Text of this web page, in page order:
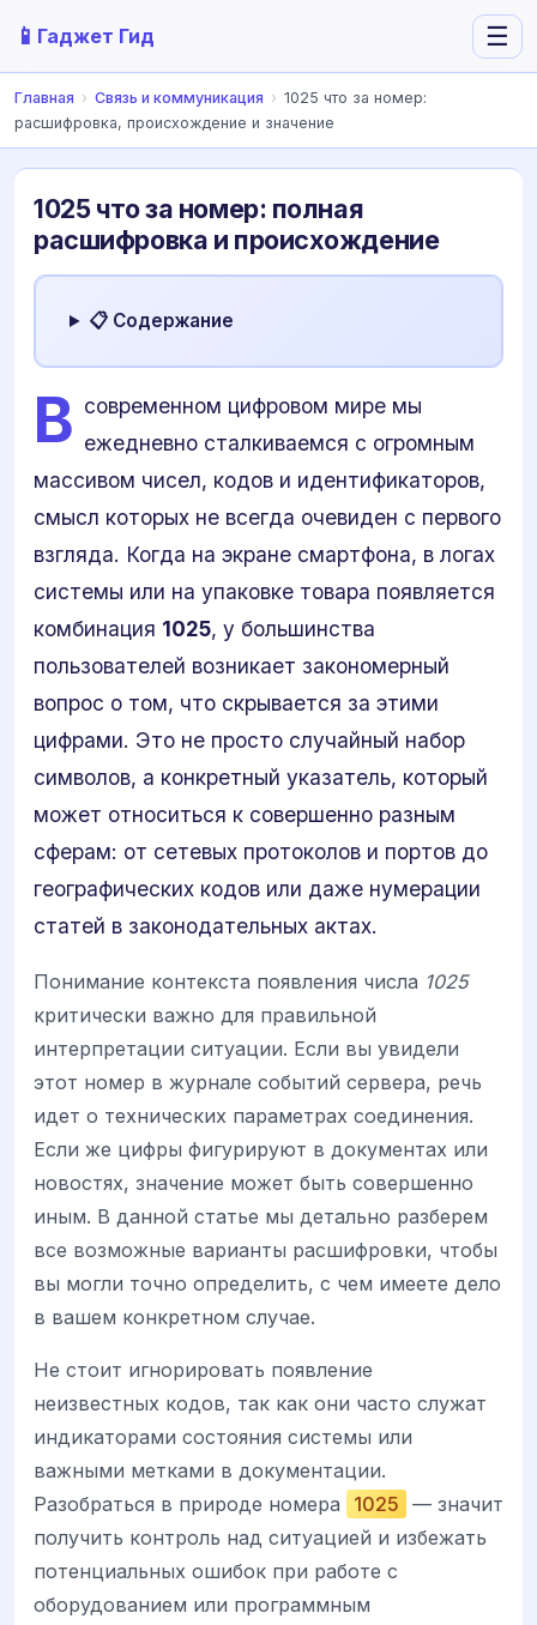
📱 Гаджет Гид ☰
Главная › Связь и коммуникация › 1025 что за номер:
расшифровка, происхождение и значение
1025 что за номер: полная
расшифровка и происхождение
📋 Содержание
В современном цифровом мире мы
ежедневно сталкиваемся с огромным
массивом чисел, кодов и идентификаторов,
смысл которых не всегда очевиден с первого
взгляда. Когда на экране смартфона, в логах
системы или на упаковке товара появляется
комбинация 1025, у большинства
пользователей возникает закономерный
вопрос о том, что скрывается за этими
цифрами. Это не просто случайный набор
символов, а конкретный указатель, который
может относиться к совершенно разным
сферам: от сетевых протоколов и портов до
географических кодов или даже нумерации
статей в законодательных актах.
Понимание контекста появления числа 1025
критически важно для правильной
интерпретации ситуации. Если вы увидели
этот номер в журнале событий сервера, речь
идет о технических параметрах соединения.
Если же цифры фигурируют в документах или
новостях, значение может быть совершенно
иным. В данной статье мы детально разберем
все возможные варианты расшифровки, чтобы
вы могли точно определить, с чем имеете дело
в вашем конкретном случае.
Не стоит игнорировать появление
неизвестных кодов, так как они часто служат
индикаторами состояния системы или
важными метками в документации.
Разобраться в природе номера
1025 — значит
получить контроль над ситуацией и избежать
потенциальных ошибок при работе с
оборудованием или программным